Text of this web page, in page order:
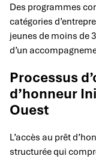
Des programmes
catégories
jeunes de moins de
d’un
Processus
d’honneur
Ouest
L’accès au prêt
structurée qui